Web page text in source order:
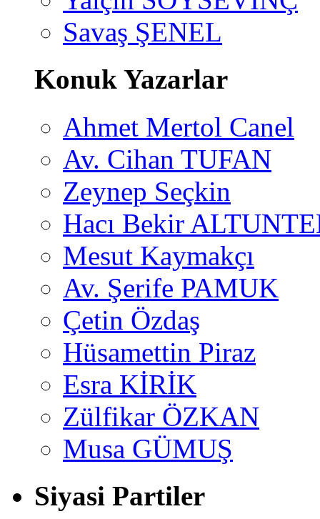
Savaş ŞENEL
Konuk Yazarlar
Ahmet Mertol Canel
Av. Cihan TUFAN
Zeynep Seçkin
Hacı Bekir
Mesut Kaymakçı
Av. Şerife PAMUK
Çetin Özdaş
Hüsamettin Piraz
Esra KİRİK
Zülfikar ÖZKAN
Musa GÜMUŞ
Siyasi Partiler